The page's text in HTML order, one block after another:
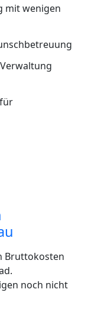
mit wenigen
Bruttokosten
noch nicht